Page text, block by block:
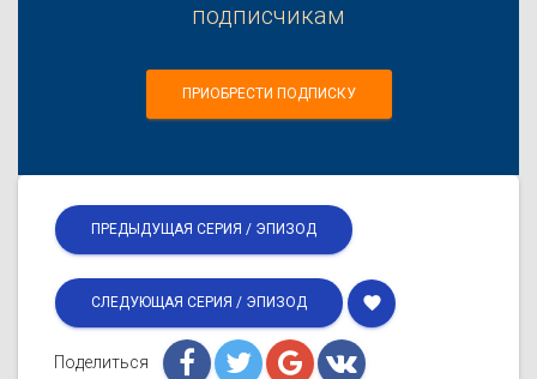
подписчикам
ПРИОБРЕСТИ ПОДПИСКУ
ПРЕДЫДУЩАЯ СЕРИЯ / ЭПИЗОД
СЛЕДУЮЩАЯ СЕРИЯ / ЭПИЗОД favorite
Поделиться